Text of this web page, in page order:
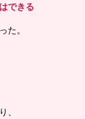
できる
た。
、